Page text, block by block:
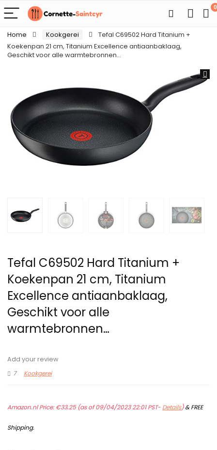
0
Home Kookgerei
Tefal C69502 Hard Titanium +
Koekenpan 21 cm, Titanium Excellence antiaanbaklaag,
Geschikt voor alle warmtebronnen…
Tefal C69502 Hard Titanium +
Koekenpan 21 cm, Titanium
Excellence antiaanbaklaag,
Geschikt voor alle
warmtebronnen…
Add your review
7
Kookgerei
Amazon.nl Price:€33.25(as of 09/04/2023 22:01 PST- Details)&FREE
Shipping.